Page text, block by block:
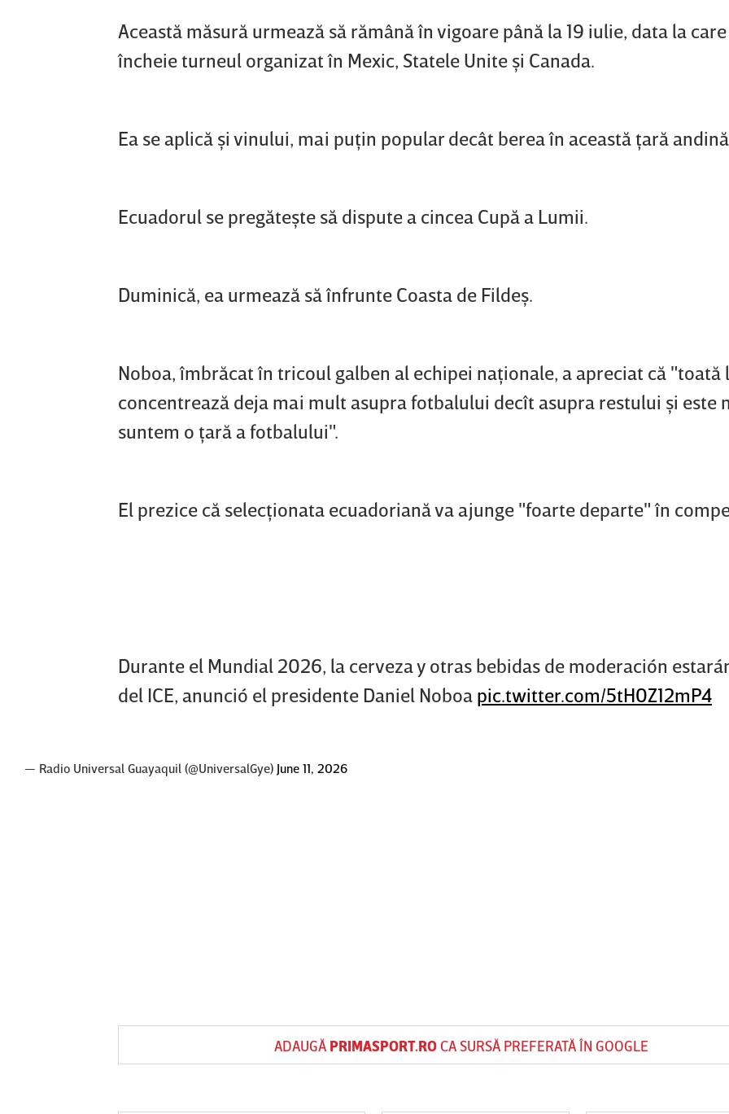
Această măsură urmează să rămână în vigoare până la 19 iulie, data la
încheie turneul organizat în Mexic, Statele Unite şi Canada.
Ea se aplică şi vinului, mai puţin popular decât berea în această ţară
Ecuadorul se pregăteşte să dispute a cincea Cupă a Lumii.
Duminică, ea urmează să înfrunte Coasta de Fildeş.
Noboa, îmbrăcat în tricoul galben al echipei naţionale, a apreciat că "toată
concentrează deja mai mult asupra fotbalului decît asupra restului şi este
suntem o ţară a fotbalului".
El prezice că selecţionata ecuadoriană va ajunge "foarte departe" în
Durante el Mundial 2026, la cerveza y otras bebidas de moderación
del ICE, anunció el presidente Daniel Noboa pic.twitter.com/5tH0Z12mP4
— Radio Universal Guayaquil (@UniversalGye) June 11, 2026
ADAUGĂ PRIMASPORT.ROCA SURSĂ PREFERATĂ ÎN GOOGLE